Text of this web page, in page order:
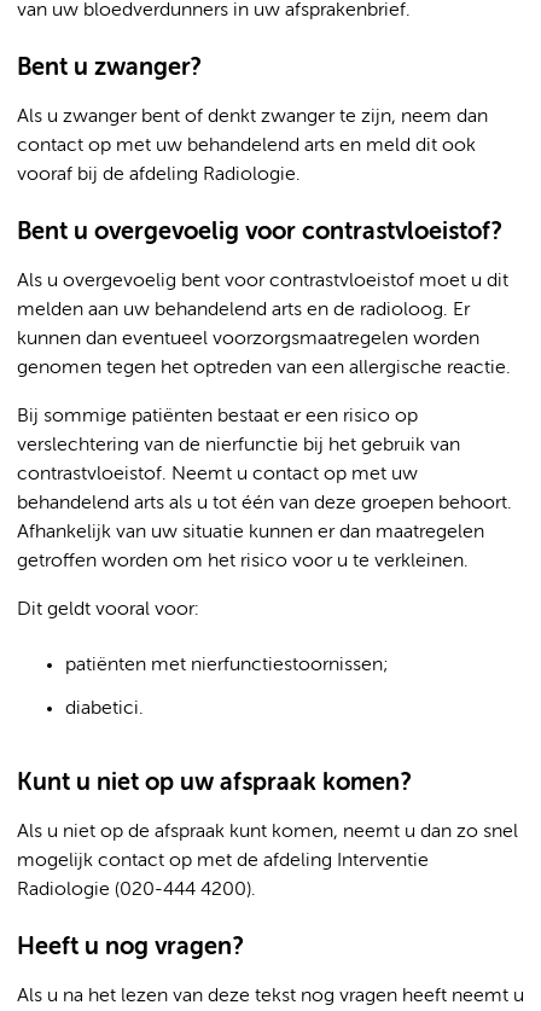
van uw bloedverdunners in uw afsprakenbrief.
Bent u zwanger?
Als u zwanger bent of denkt zwanger te zijn, neem dan
contact op met uw behandelend arts en meld dit ook
vooraf bij de afdeling Radiologie.
Bent u overgevoelig voor contrastvloeistof?
Als u overgevoelig bent voor contrastvloeistof moet u dit
melden aan uw behandelend arts en de radioloog. Er
kunnen dan eventueel voorzorgsmaatregelen worden
genomen tegen het optreden van een allergische reactie.
Bij sommige patiënten bestaat er een risico op
verslechtering van de nierfunctie bij het gebruik van
contrastvloeistof. Neemt u contact op met uw
behandelend arts als u tot één van deze groepen behoort.
Afhankelijk van uw situatie kunnen er dan maatregelen
getroffen worden om het risico voor u te verkleinen.
Dit geldt vooral voor:
patiënten met nierfunctiestoornissen;
diabetici.
Kunt u niet op uw afspraak komen?
Als u niet op de afspraak kunt komen, neemt u dan zo snel
mogelijk contact op met de afdeling Interventie
Radiologie (020-444 4200).
Heeft u nog vragen?
Als u na het lezen van deze tekst nog vragen heeft neemt u